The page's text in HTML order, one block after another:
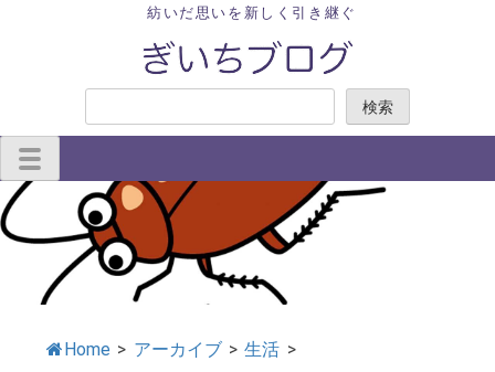
紡いだ思いを新しく引き継ぐ
索
検索
Home > アーカイブ > 生活 >